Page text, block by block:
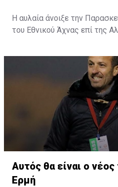
Η αυλαία άνοιξε την
του Εθνικού Άχνας επί της
Αυτός θα είναι ο
Ερμή